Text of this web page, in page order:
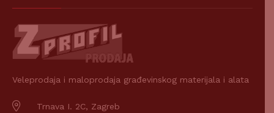
Veleprodaja i maloprodaja građevinskog materijala i alata
Trnava I. 2C, Zagreb